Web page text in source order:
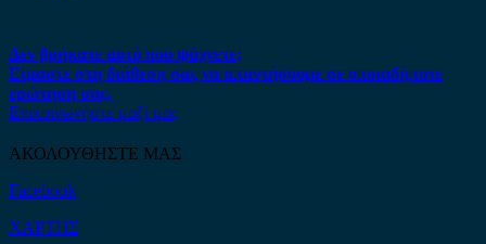
Δεν βρήκατε αυτό που ψάχνετε;
Είμαστε στη διάθεση σας να απαντήσουμε σε οποιαδήποτε
ερώτηση σας.
Επικοινωνήστε μαζί μας
ΑΚΟΛΟΥΘΗΣΤΕ ΜΑΣ
Facebook
ΧΑΡΤΗΣ